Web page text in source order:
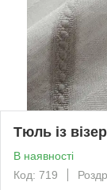
Тюль із
В наявності
Код: 719